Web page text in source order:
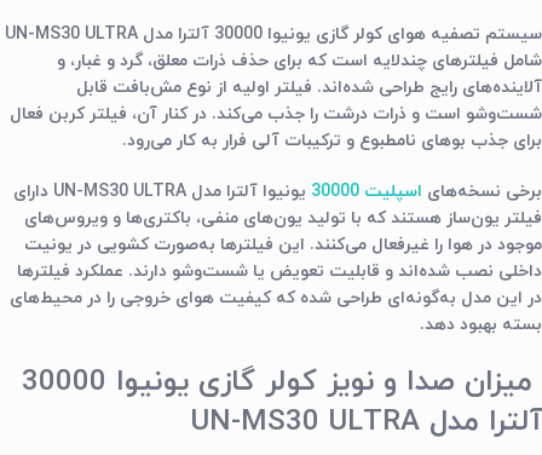
سیستم تصفیه هوای کولر گازی یونیوا 30000 آلترا مدل UN-MS30 ULTRA
شامل فیلترهای چندلایه است که برای حذف ذرات معلق، گرد و غبار، و
آلاینده‌های رایج طراحی شده‌اند. فیلتر اولیه از نوع مش‌بافت قابل
شست‌وشو است و ذرات درشت را جذب می‌کند. در کنار آن، فیلتر کربن فعال
برای جذب بوهای نامطبوع و ترکیبات آلی فرار به کار می‌رود.
برخی نسخه‌های اسپلیت 30000
یونیوا آلترا مدل UN-MS30 ULTRA دارای
فیلتر یون‌ساز هستند که با تولید یون‌های منفی، باکتری‌ها و ویروس‌های
موجود در هوا را غیرفعال می‌کنند. این فیلترها به‌صورت کشویی در یونیت
داخلی نصب شده‌اند و قابلیت تعویض یا شست‌وشو دارند. عملکرد فیلترها
در این مدل به‌گونه‌ای طراحی شده که کیفیت هوای خروجی را در محیط‌های
بسته بهبود دهد.
میزان صدا و نویز کولر گازی یونیوا 30000
آلترا مدل UN-MS30 ULTRA